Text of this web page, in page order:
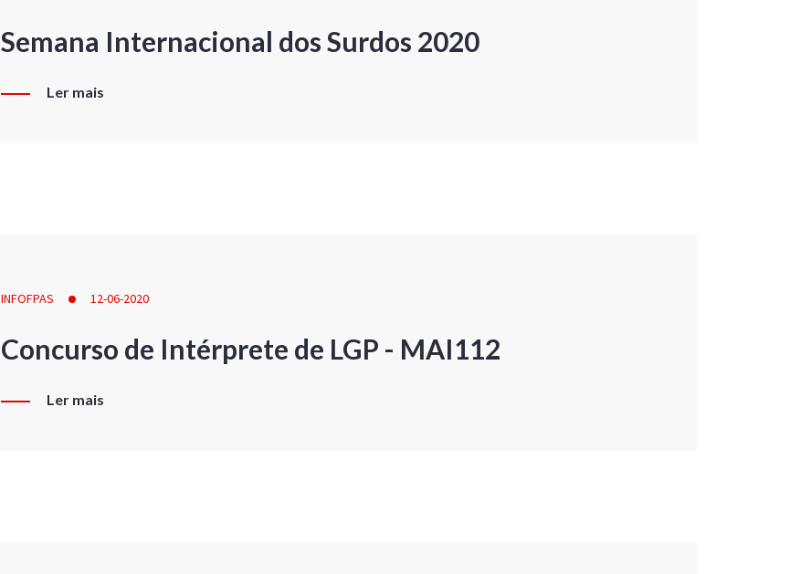
Semana Internacional dos Surdos 2020
Ler mais
INFOFPAS 12-06-2020
Concurso de Intérprete de LGP - MAI112
Ler mais